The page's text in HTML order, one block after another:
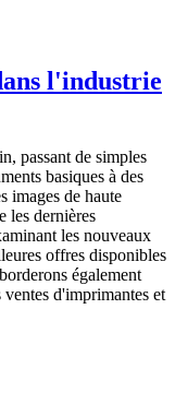
l'industrie
passant de simples
basiques à des
images de haute
les dernières
les nouveaux
offres disponibles
également
d'imprimantes et